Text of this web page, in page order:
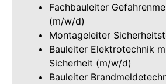
Fachbauleiter
(m/w/d)
Montageleiter
Bauleiter Elektrotechnik
Sicherheit (m/w/d)
Bauleiter